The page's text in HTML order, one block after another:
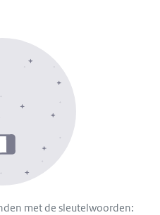
met de sleutelwoorden: